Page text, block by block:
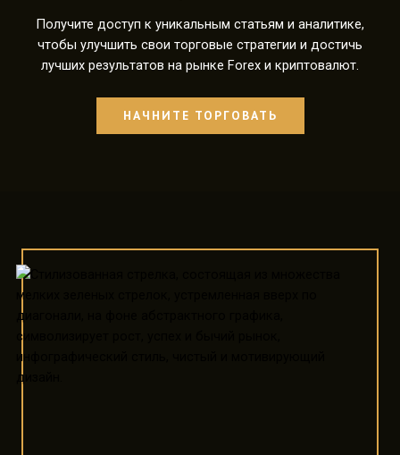
Получите доступ к уникальным статьям и аналитике,
чтобы улучшить свои торговые стратегии и достичь
лучших результатов на рынке Forex и криптовалют.
НАЧНИТЕ ТОРГОВАТЬ